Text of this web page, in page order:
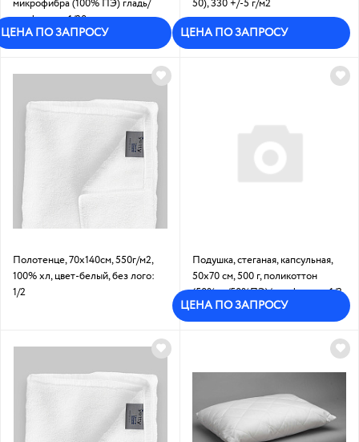
микрофибра (100% ПЭ) гладь/
холфитекс: 1/30
ЦЕНА ПО ЗАПРОСУ
50), 330 +/-5 г/м2
В наличии
ЦЕНА ПО ЗАПРОСУ
Полотенце, 70х140см, 550г/м2,
100% хл, цвет-белый, без лого:
1/2
Подушка, стеганая, капсульная,
50х70 см, 500 г, поликоттон
(50%хл/50%ПЭ)/ холфитекс: 1/3
ЦЕНА ПО ЗАПРОСУ